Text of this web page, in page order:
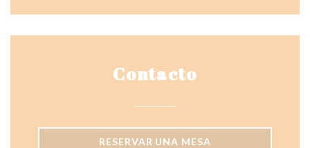
Contacto
RESERVAR UNA MESA